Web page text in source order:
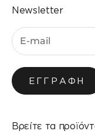
Newsletter
ΕΓΓΡΑΦΉ
Βρείτε τα